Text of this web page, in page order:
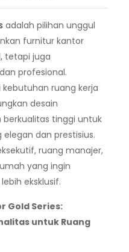
adalah pilihan unggul
furnitur kantor
tetapi juga
profesional.
ruang kerja
desain
tinggi untuk
dan prestisius.
ruang manajer,
yang ingin
eksklusif.
Gold Series:
untuk Ruang